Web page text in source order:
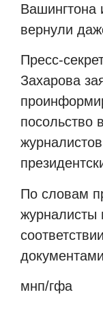
Вашингтона
вернули
Пресс-
Захарова
посольство
По словам
журналисты
мнп/гфа